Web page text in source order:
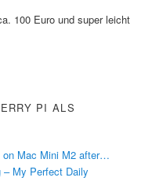
100 Euro und super leicht
PI ALS
on Mac Mini M2 after…
– My Perfect Daily